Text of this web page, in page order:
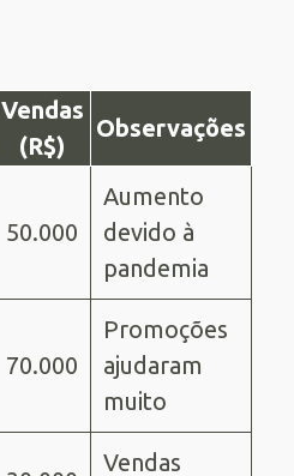
Vendas
(R$)
Observações
50.000
Aumento
devido à
pandemia
70.000
Promoções
ajudaram
muito
Vendas